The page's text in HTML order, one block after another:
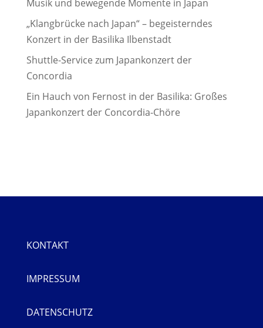
Musik und bewegende Momente in Japan
„Klangbrücke nach Japan“ – begeisterndes
Konzert in der Basilika Ilbenstadt
Shuttle-Service zum Japankonzert der
Concordia
Ein Hauch von Fernost in der Basilika: Großes
Japankonzert der Concordia-Chöre
KONTAKT
IMPRESSUM
DATENSCHUTZ